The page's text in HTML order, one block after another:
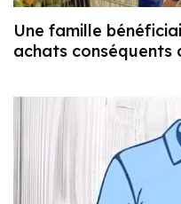
Une famille
achats conséquents